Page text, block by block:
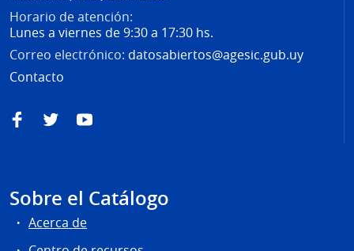
Horario de atención:
Lunes a viernes de 9:30 a 17:30 hs.
Correo electrónico: datosabiertos@agesic.gub.uy
Contacto
FacebookTwitterYouTube
Sobre el Catálogo
Acerca de